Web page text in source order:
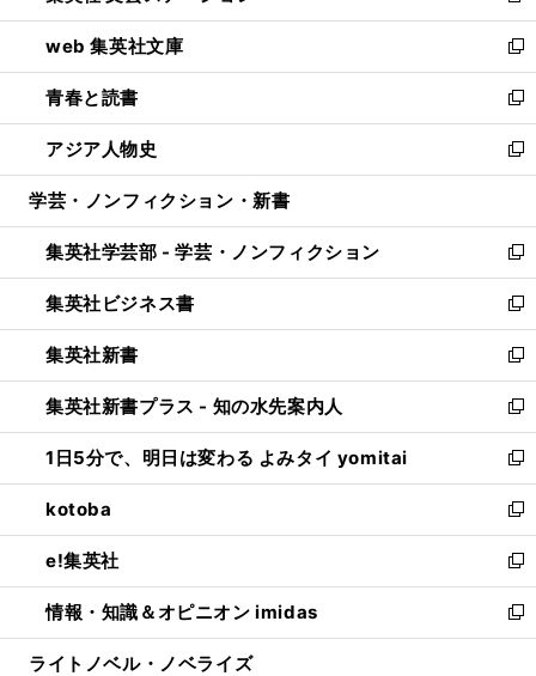
ン
ド
ウ
で
開
く
ウ
ィ
ン
ド
ウ
で
開
し
い
ウ
ィ
ン
ド
ウ
開
く
web 集英社文庫
新
し
い
ウ
ィ
ン
ウ
で
開
く
青春と読書
新
し
い
ウ
ン
ド
ウ
で
開
く
アジア人物史
新
し
ウ
ィ
ン
ド
ウ
で
開
く
学芸・ノンフィクション・新書
集英社学芸部 - 学芸・ノンフィクション
新
し
い
ウ
ィ
ン
ド
ウ
で
開
く
集英社ビジネス書
新
し
い
ウ
ィ
ン
ド
ウ
で
開
く
集英社新書
新
し
い
ウ
ィ
ン
ド
ウ
で
開
く
集英社新書プラス - 知の水先案内人
新
し
い
ウ
ィ
ン
ド
ウ
で
開
1日5分で、明日は変わる よみタイ yomitai
新
し
い
ウ
ィ
ン
ド
ウ
kotoba
新
し
い
ウ
ィ
ン
e!集英社
新
し
い
ウ
情報・知識＆オピニオン imidas
新
し
ライトノベル・ノベライズ